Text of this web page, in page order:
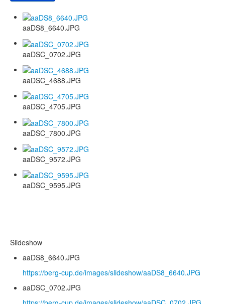
aaDS8_6640.JPG
aaDSC_0702.JPG
aaDSC_4688.JPG
aaDSC_4705.JPG
aaDSC_7800.JPG
aaDSC_9572.JPG
aaDSC_9595.JPG
Slideshow
aaDS8_6640.JPG
https://berg-cup.de/images/slideshow/aaDS8_6640.JPG
aaDSC_0702.JPG